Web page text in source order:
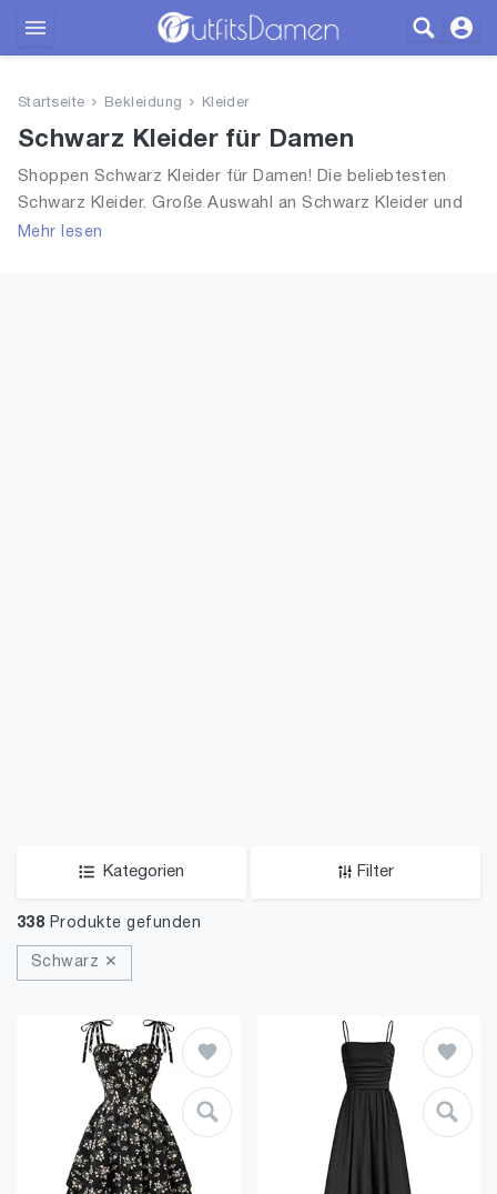
Bekleidung
Wäsche
Schuhe
Startseite Bekleidung Kleider
Schwarz Kleider für Damen
Shoppen Schwarz Kleider für Damen! Die beliebtesten
Schwarz Kleider. Große Auswahl an Schwarz Kleider und
alle Trends aus 2026 für Frauen!
Mehr lesen
Kategorien Filter
338 Produkte gefunden
Schwarz ✕